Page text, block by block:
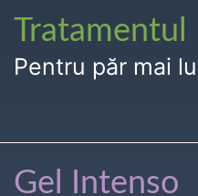
Tratamentul
Pentru păr mai
Gel Intenso